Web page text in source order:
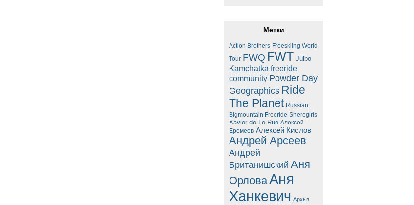
Метки
Action Brothers Freeskiing World
Tour FWQ FWT Julbo
Kamchatka freeride
community Powder Day
Geographics Ride
The Planet Russian
Bigmountain Freeride Sheregirls
Xavier de Le Rue Алексей
Еремеев Алексей Кислов
Андрей Арсеев
Андрей
Британишский Аня
ОрловаАня
Ханкевич Архыз